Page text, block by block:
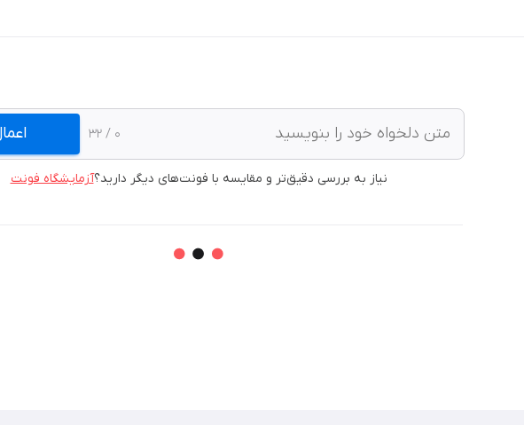
0
/ 32
نیاز به بررسی دقیق‌تر و مقایسه با فونت‌های دیگر دارید؟آزمایشگاه فونت